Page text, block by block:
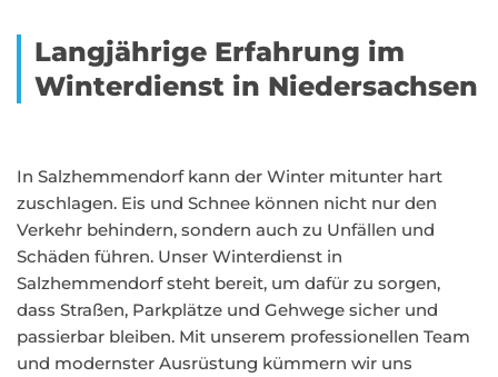
Langjährige Erfahrung im
Winterdienst in Niedersachsen
In Salzhemmendorf kann der Winter mitunter hart
zuschlagen. Eis und Schnee können nicht nur den
Verkehr behindern, sondern auch zu Unfällen und
Schäden führen. Unser Winterdienst in
Salzhemmendorf steht bereit, um dafür zu sorgen,
dass Straßen, Parkplätze und Gehwege sicher und
passierbar bleiben. Mit unserem professionellen Team
und modernster Ausrüstung kümmern wir uns